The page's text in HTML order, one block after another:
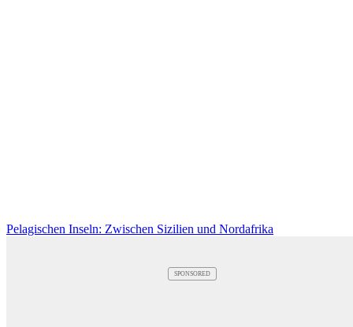
Pelagischen Inseln: Zwischen Sizilien und Nordafrika
SPONSORED